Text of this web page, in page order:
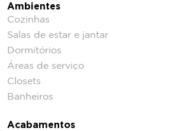
Ambientes
Cozinhas
Salas de estar e jantar
Dormitórios
Áreas de serviço
Closets
Banheiros
Acabamentos